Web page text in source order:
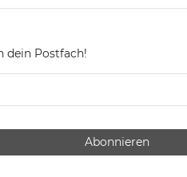
dein Postfach!
Abonnieren